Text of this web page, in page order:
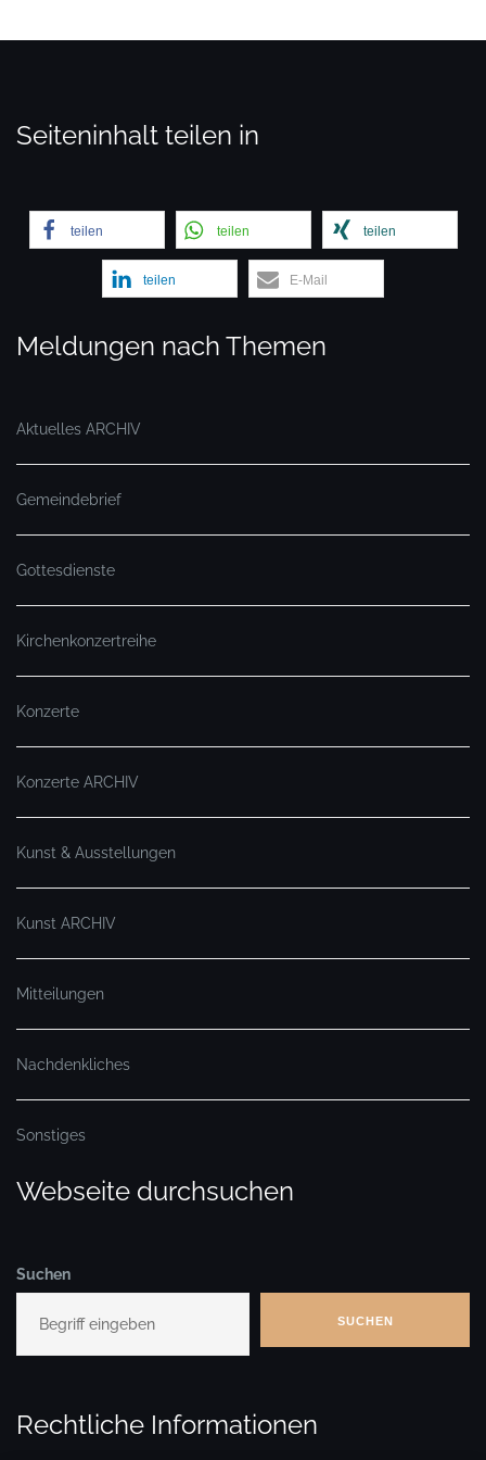
Seiteninhalt teilen in
teilen teilen teilen
teilen E-Mail
Meldungen nach Themen
Aktuelles ARCHIV
Gemeindebrief
Gottesdienste
Kirchenkonzertreihe
Konzerte
Konzerte ARCHIV
Kunst & Ausstellungen
Kunst ARCHIV
Mitteilungen
Nachdenkliches
Sonstiges
Webseite durchsuchen
Suchen
SUCHEN
Rechtliche Informationen